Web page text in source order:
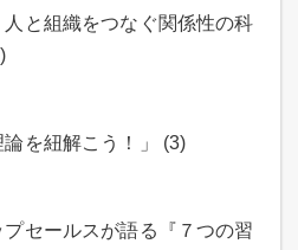
と組織をつなぐ関係性の科
論を紐解こう！」 (3)
プセールスが語る『７つの習